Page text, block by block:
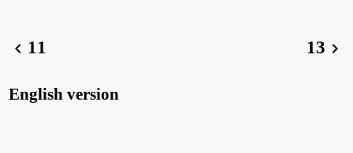
chevron_left 11 13 chevron_right
English version